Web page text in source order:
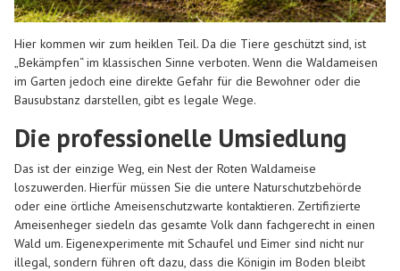
Hier kommen wir zum heiklen Teil. Da die Tiere geschützt sind, ist
„Bekämpfen“ im klassischen Sinne verboten. Wenn die Waldameisen
im Garten jedoch eine direkte Gefahr für die Bewohner oder die
Bausubstanz darstellen, gibt es legale Wege.
Die professionelle Umsiedlung
Das ist der einzige Weg, ein Nest der Roten Waldameise
loszuwerden. Hierfür müssen Sie die untere Naturschutzbehörde
oder eine örtliche Ameisenschutzwarte kontaktieren. Zertifizierte
Ameisenheger siedeln das gesamte Volk dann fachgerecht in einen
Wald um. Eigenexperimente mit Schaufel und Eimer sind nicht nur
illegal, sondern führen oft dazu, dass die Königin im Boden bleibt